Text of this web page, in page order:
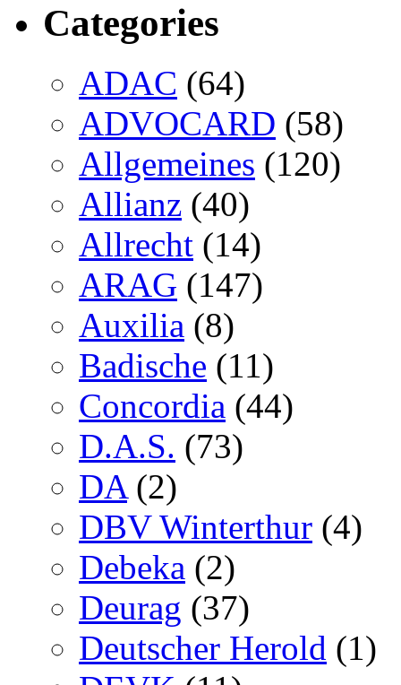
Categories
ADAC (64)
ADVOCARD (58)
Allgemeines (120)
Allianz (40)
Allrecht (14)
ARAG (147)
Auxilia (8)
Badische (11)
Concordia (44)
D.A.S. (73)
DA (2)
DBV Winterthur (4)
Debeka (2)
Deurag (37)
Deutscher Herold (1)